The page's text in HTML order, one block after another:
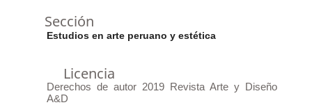
Sección
Estudios en arte peruano y estética
Licencia
Derechos de autor 2019 Revista Arte y Diseño
A&D